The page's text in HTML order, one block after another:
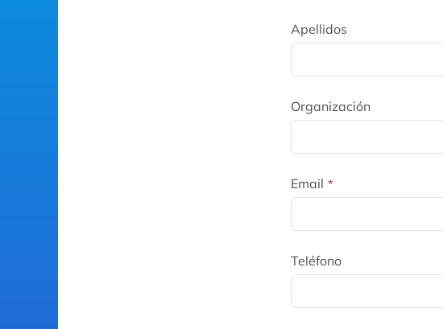
Apellidos
Organización
Email *
Teléfono